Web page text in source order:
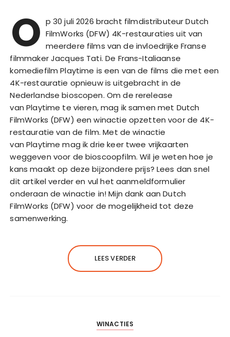
O p 30 juli 2026 bracht filmdistributeur Dutch
FilmWorks (DFW) 4K-restauraties uit van
meerdere films van de invloedrijke Franse
filmmaker Jacques Tati. De Frans-Italiaanse
komediefilm Playtime is een van de films die met een
4K-restauratie opnieuw is uitgebracht in de
Nederlandse bioscopen. Om de rerelease
van Playtime te vieren, mag ik samen met Dutch
FilmWorks (DFW) een winactie opzetten voor de 4K-
restauratie van de film. Met de winactie
van Playtime mag ik drie keer twee vrijkaarten
weggeven voor de bioscoopfilm. Wil je weten hoe je
kans maakt op deze bijzondere prijs? Lees dan snel
dit artikel verder en vul het aanmeldformulier
onderaan de winactie in! Mijn dank aan Dutch
FilmWorks (DFW) voor de mogelijkheid tot deze
samenwerking.
LEES VERDER
WINACTIES